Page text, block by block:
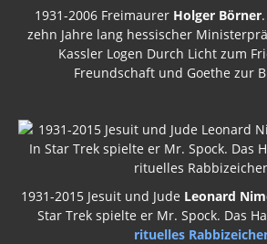
1931-2006 Freimaurer Holger Börner
zehn Jahre lang hessischer
Kassler Logen Durch Licht zum
Freundschaft und Goethe zur
1931-2015 Jesuit und Jude Leonard
Star Trek spielte er Mr. Spock. Das
rituelles